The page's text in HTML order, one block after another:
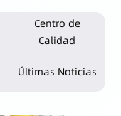
Centro de
Calidad
Últimas Noticias